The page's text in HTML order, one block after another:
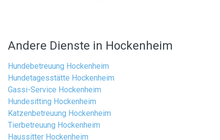
Andere Dienste in Hockenheim
Hundebetreuung Hockenheim
Hundetagesstätte Hockenheim
Gassi-Service Hockenheim
Hundesitting Hockenheim
Katzenbetreuung Hockenheim
Tierbetreuung Hockenheim
Haussitter Hockenheim